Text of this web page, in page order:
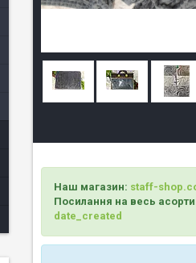
Наш магазин: staff-
Посилання на весь
date_created